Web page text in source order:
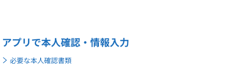
アプリで本人確認・情報入力
必要な本人確認書類